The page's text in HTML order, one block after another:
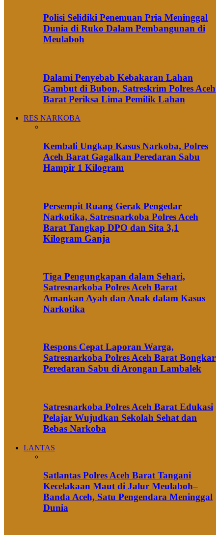
Polisi Selidiki Penemuan Pria Meninggal
Dunia di Ruko Dalam Pembangunan di
Meulaboh
Dalami Penyebab Kebakaran Lahan
Gambut di Bubon, Satreskrim Polres Aceh
Barat Periksa Lima Pemilik Lahan
RES NARKOBA
Kembali Ungkap Kasus Narkoba, Polres
Aceh Barat Gagalkan Peredaran Sabu
Hampir 1 Kilogram
Persempit Ruang Gerak Pengedar
Narkotika, Satresnarkoba Polres Aceh
Barat Tangkap DPO dan Sita 3,1
Kilogram Ganja
Tiga Pengungkapan dalam Sehari,
Satresnarkoba Polres Aceh Barat
Amankan Ayah dan Anak dalam Kasus
Narkotika
Respons Cepat Laporan Warga,
Satresnarkoba Polres Aceh Barat Bongkar
Peredaran Sabu di Arongan Lambalek
Satresnarkoba Polres Aceh Barat Edukasi
Pelajar Wujudkan Sekolah Sehat dan
Bebas Narkoba
LANTAS
Satlantas Polres Aceh Barat Tangani
Kecelakaan Maut di Jalur Meulaboh–
Banda Aceh, Satu Pengendara Meninggal
Dunia